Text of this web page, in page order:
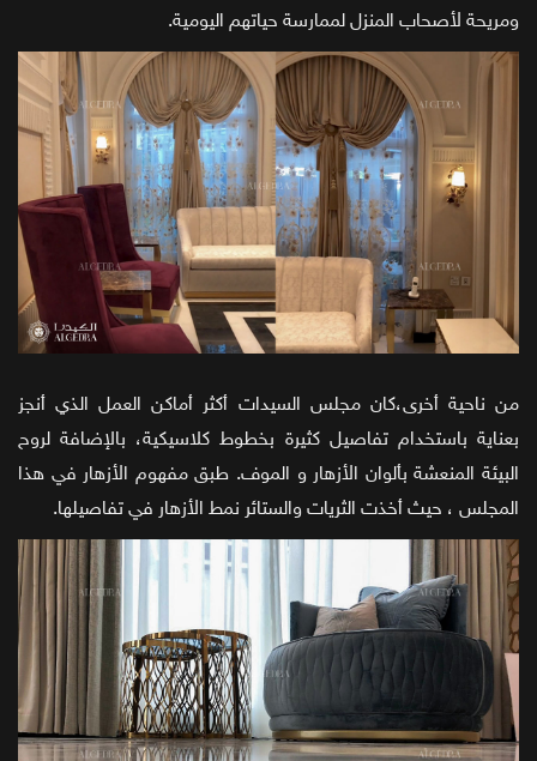
ومريحة لأصحاب المنزل لممارسة حياتهم اليومية.
من ناحية أخرى،كان مجلس السيدات أكثر أماكن العمل الذي أنجز
بعناية باستخدام تفاصيل كثيرة بخطوط كلاسيكية، بالإضافة لروح
البيئة المنعشة بألوان الأزهار و الموف. طبق مفهوم الأزهار في هذا
المجلس ، حيث أخذت الثريات والستائر نمط الأزهار في تفاصيلها.